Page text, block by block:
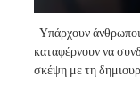
Υπάρχουν
καταφέρνουν να
σκέψη με τη